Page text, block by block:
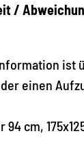
/
ist
einen
cm,